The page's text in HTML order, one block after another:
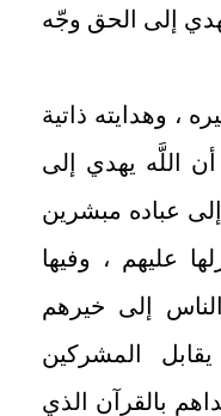
إلى الحق وجّه
، وهدايته ذاتية
اللَّه يهدي إلى
عباده مبشرين
عليهم ، وفيها
الناس إلى خيرهم
المشركين
بالقرآن الذي